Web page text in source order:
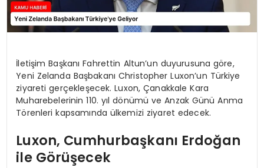
İletişim Başkanı Fahrettin Altun’un duyurusuna göre,
Yeni Zelanda Başbakanı Christopher Luxon’un Türkiye
ziyareti gerçekleşecek. Luxon, Çanakkale Kara
Muharebelerinin 110. yıl dönümü ve Anzak Günü Anma
Törenleri kapsamında ülkemizi ziyaret edecek.
Luxon, Cumhurbaşkanı Erdoğan
ile Görüşecek